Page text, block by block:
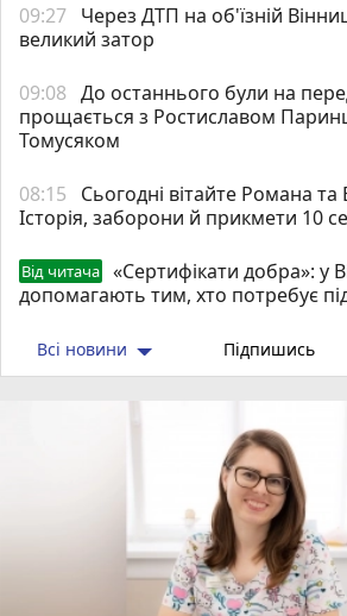
09:27 Через ДТП на об'їзній
великий затор
09:08 До останнього були на
прощається з Ростиславом
Томусяком
08:15
Сьогодні вітайте Романа та
Історія, заборони й прикмети 10
Від читача
«Сертифікати добра»: у
допомагають тим, хто потребує
Всі новини Підпишись